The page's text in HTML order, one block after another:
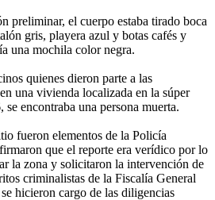
preliminar, el cuerpo estaba tirado boca
gris, playera azul y botas cafés y
una mochila color negra.
quienes dieron parte a las
una vivienda localizada en la súper
encontraba una persona muerta.
fueron elementos de la Policía
que el reporte era verídico por lo
la zona y solicitaron la intervención de
criminalistas de la Fiscalía General
hicieron cargo de las diligencias